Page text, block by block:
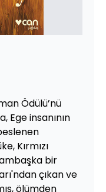
Ödülü’nü
Ege insanının
Kırmızı
bir
çıkan ve
ölümden